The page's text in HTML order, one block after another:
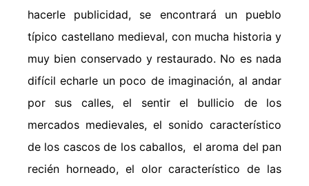
hacerle publicidad, se encontrará un pueblo
típico castellano medieval, con mucha historia y
muy bien conservado y restaurado. No es nada
difícil echarle un poco de imaginación, al andar
por sus calles, el sentir el bullicio de los
mercados medievales, el sonido característico
de los cascos de los caballos, el aroma del pan
recién horneado, el olor característico de las